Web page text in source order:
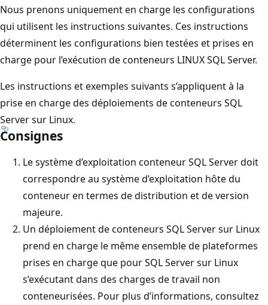
Nous prenons uniquement en charge les configurations
qui utilisent les instructions suivantes. Ces instructions
déterminent les configurations bien testées et prises en
charge pour l’exécution de conteneurs LINUX SQL Server.
Les instructions et exemples suivants s’appliquent à la
prise en charge des déploiements de conteneurs SQL
Server sur Linux.
Consignes
Le système d’exploitation conteneur SQL Server doit
correspondre au système d’exploitation hôte du
conteneur en termes de distribution et de version
majeure.
Un déploiement de conteneurs SQL Server sur Linux
prend en charge le même ensemble de plateformes
prises en charge que pour SQL Server sur Linux
s’exécutant dans des charges de travail non
conteneurisées. Pour plus d’informations, consultez